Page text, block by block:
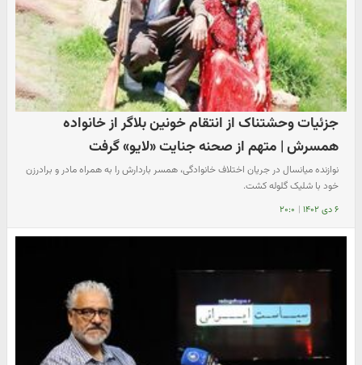
جزئیات وحشتناک از انتقام خونین بلاگر از خانواده
همسرش | متهم از صحنه جنایت «لایو» گرفت
نوازنده میانسال در جریان اختلاف خانوادگی، همسر باردارش را به همراه مادر و برادرزن
خود با شلیک گلوله کشت.
۶ دی ۱۴۰۲ | ۲۰:۰